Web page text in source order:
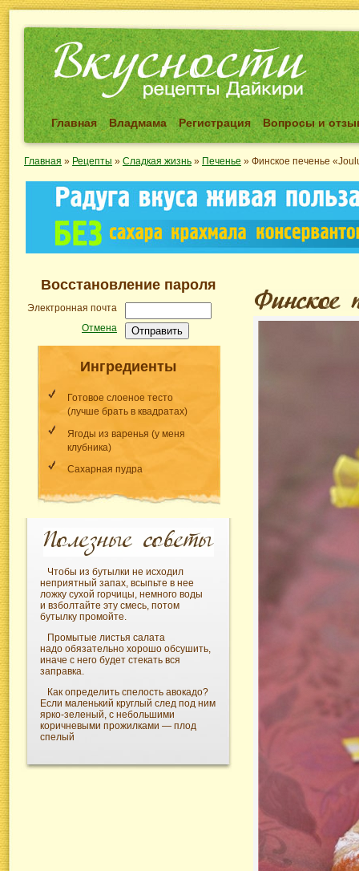
Главная Владмама Регистрация Вопросы и
Главная » Рецепты » Сладкая жизнь » Печенье » Финское печенье
Восстановление пароля
Электронная почта
Отмена
Отправить
Ингредиенты
Готовое слоеное тесто
(лучше брать в квадратах)
Ягоды из варенья (у меня
клубника)
Сахарная пудра
Чтобы из бутылки не исходил
неприятный запах, всыпьте в нее
ложку сухой горчицы, немного воды
и взболтайте эту смесь, потом
бутылку промойте.
Промытые листья салата
надо обязательно хорошо обсушить,
иначе с него будет стекать вся
заправка.
Как определить спелость авокадо?
Если маленький круглый след под ним
ярко-зеленый, с небольшими
коричневыми прожилками — плод
спелый